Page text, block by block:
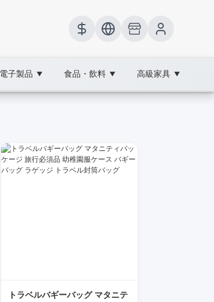
電子製品 ▼ 食品・飲料 ▼ 高級家具 ▼
を助けます。
トラベルバギーバッグ マタニテ